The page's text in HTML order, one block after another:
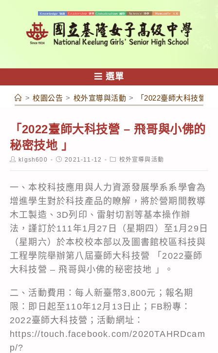
容
選單
> 校園公告 > 校外宣導與活動 > 「2022臺師大科技營 –
「2022臺師大科技營 – 飛哥與小佛的
秘密技地 」
Postklgsh600
Post2021-11-12
Post校外宣導與活動
一、本校科技應用與人力資源發展學系系學會為
增進學生對於科技產品的瞭解，將於營期間教導
木工製造、3D列印、雷射切割等基本操作辦
法，謹訂於111年1月27日（星期四）至1月29日
（星期六）於本校校本部以及圖書館校區科技與
工程學院舉辦第八屆臺師大科技營 「2022臺師
大科技營 – 飛哥與小佛的秘密技地 」。
二、活動費用：每人新臺幣3,800元；報名期
限：即日起至110年12月13日止；FB粉專：
2022臺師大科技營；活動網址：
https://touch.facebook.com/2020TAHRDcam
p/?